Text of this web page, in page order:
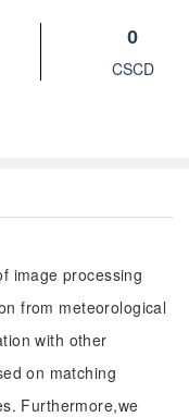
0
CSCD
image processing
from meteorological
with other
on matching
Furthermore,we